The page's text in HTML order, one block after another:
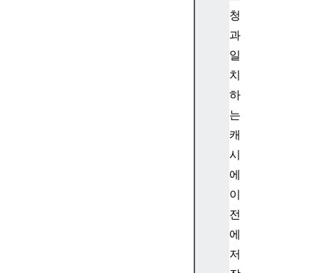
청
과
일
치
하
는
캐
시
에
이
전
에
저